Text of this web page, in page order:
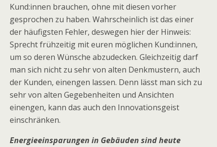
Kund:innen brauchen, ohne mit diesen vorher
gesprochen zu haben. Wahrscheinlich ist das einer
der häufigsten Fehler, deswegen hier der Hinweis:
Sprecht frühzeitig mit euren möglichen Kund:innen,
um so deren Wünsche abzudecken. Gleichzeitig darf
man sich nicht zu sehr von alten Denkmustern, auch
der Kunden, einengen lassen. Denn lässt man sich zu
sehr von alten Gegebenheiten und Ansichten
einengen, kann das auch den Innovationsgeist
einschränken.
Energieeinsparungen in Gebäuden sind heute